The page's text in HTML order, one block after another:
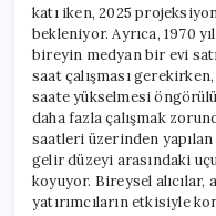
katı iken, 2025
bekleniyor. Ayrıca, 1970
bireyin medyan bir evi
saat çalışması
saate yükselmesi
daha fazla çalışmak
saatleri üzerinden
gelir düzeyi arasındaki
koyuyor. Bireysel
yatırımcıların etkisiyle